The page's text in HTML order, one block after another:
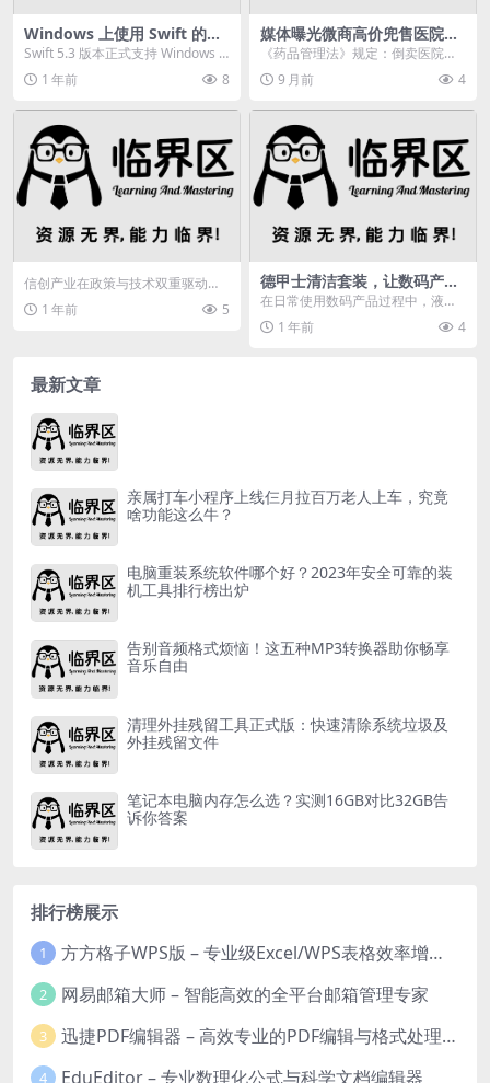
Windows 上使用 Swift 的历
史与现状
Swift 5.3 版本正式支持 Windows 1
0，告别糟糕体验！谷歌大脑工...
1 年前 8
媒体曝光微商高价兜售医院自
制剂，倒卖违法
《药品管理法》规定：倒卖医院自
制剂违法；药师：药厂药品质量监
管严于医院自制剂近日...
9 月前 4
信创产业在政策与技术双重驱动
下，正经历从“能用”到“好用”的关键
跃迁。本文深入探...
1 年前 5
德甲士清洁套装，让数码产品
清洁更高效，效果超惊艳
在日常使用数码产品过程中，液晶
显示器、电视屏幕、电脑屏幕和键
盘等设备极易积累灰尘...
1 年前 4
最新文章
亲属打车小程序上线仨月拉百万老人上车，究竟
啥功能这么牛？
电脑重装系统软件哪个好？2023年安全可靠的装
机工具排行榜出炉
告别音频格式烦恼！这五种MP3转换器助你畅享
音乐自由
清理外挂残留工具正式版：快速清除系统垃圾及
外挂残留文件
笔记本电脑内存怎么选？实测16GB对比32GB告
诉你答案
排行榜展示
1 方方格子WPS版 – 专业级Excel/WPS表格效率增强插件
2 网易邮箱大师 – 智能高效的全平台邮箱管理专家
3 迅捷PDF编辑器 – 高效专业的PDF编辑与格式处理工具
4 EduEditor – 专业数理化公式与科学文档编辑器